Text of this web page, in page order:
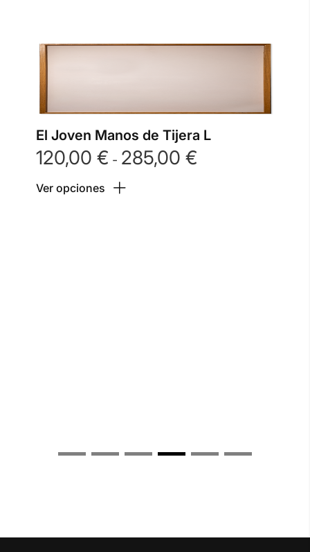
El Joven Manos de Tijera L
120,00 € - 285,00 €
Ver opciones